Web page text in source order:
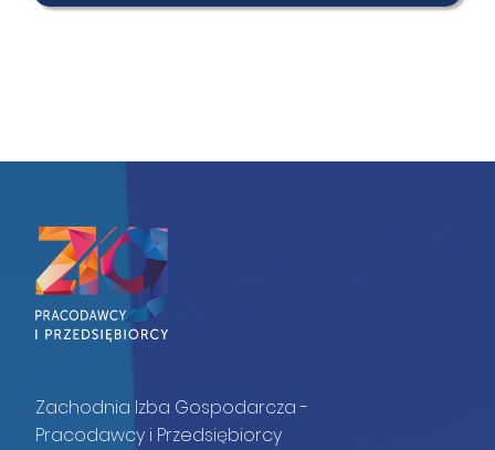
Zachodnia Izba Gospodarcza -
Pracodawcy i Przedsiębiorcy